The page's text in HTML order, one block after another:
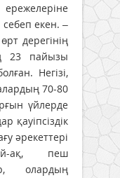
екен. –
дерегінің
23 пайызы
Негізі,
70-80
үйлерде
қауіпсіздік
әрекеттері
ақ, пеш
олардың